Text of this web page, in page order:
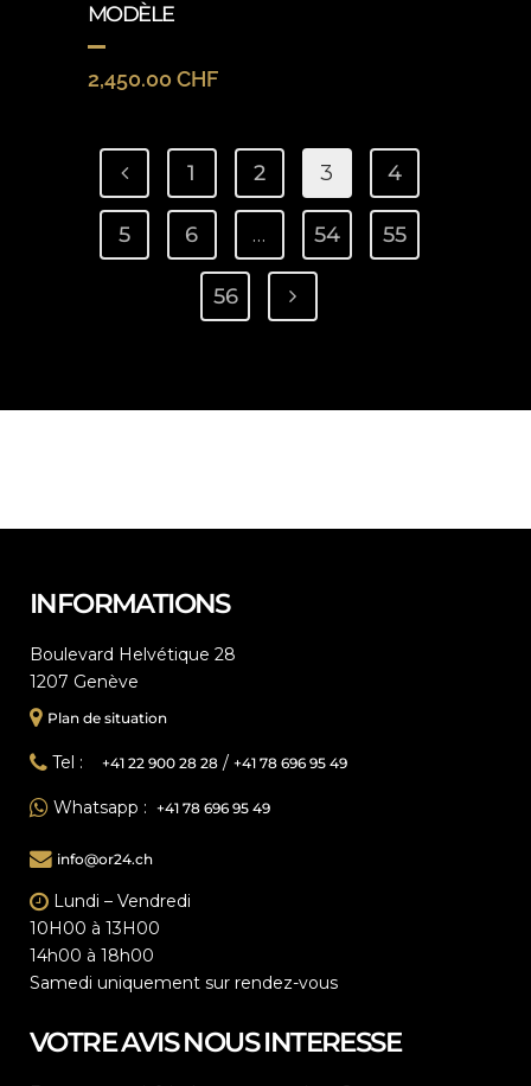
MODÈLE
2,450.00 CHF
1 2 3 4
5 6 … 54 55
56
INFORMATIONS
Boulevard Helvétique 28
1207 Genève
Plan de situation
Tel : +41 22 900 28 28 / +41 78 696 95 49
Whatsapp : +41 78 696 95 49
info@or24.ch
Lundi – Vendredi
10H00 à 13H00
14h00 à 18h00
Samedi uniquement sur rendez-vous
VOTRE AVIS NOUS INTERESSE